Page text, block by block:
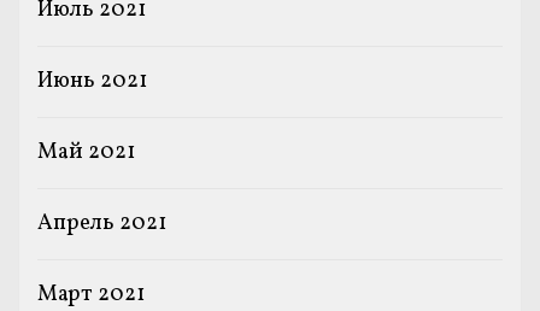
Июль 2021
Июнь 2021
Май 2021
Апрель 2021
Март 2021